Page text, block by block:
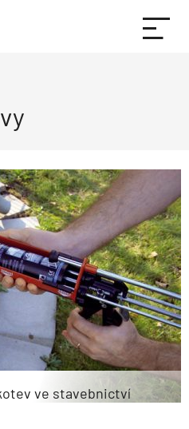
ve stavebnictví